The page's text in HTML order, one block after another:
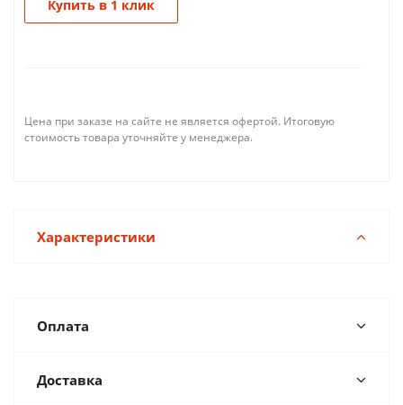
Купить в 1 клик
Цена при заказе на сайте не является офертой. Итоговую
стоимость товара уточняйте у менеджера.
Характеристики
Оплата
Доставка